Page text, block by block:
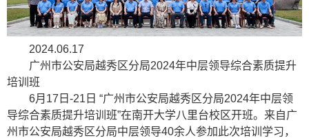
2024.06.17
广州市公安局越秀区分局2024年中层领导综合素质提升
培训班
6月17日-21日 “广州市公安局越秀区分局2024年中层领
导综合素质提升培训班”在南开大学八里台校区开班。来自广
州市公安局越秀区分局中层领导40余人参加此次培训学习，